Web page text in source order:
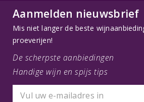
Aanmelden nieuwsbrief
Mis niet langer de beste
proeverijen!
De scherpste aanbiedingen
Handige wijn en spijs tips